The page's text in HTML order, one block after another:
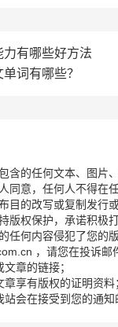
有哪些好方法
词有哪些？
含的任何文本、图片
同意，任何人不得在
目的改写或复制发行
版权保护，承诺积极
任何内容侵犯了您的
，请您在投诉邮
章的链接；
享有版权的证明资料
站会在接受到您的通